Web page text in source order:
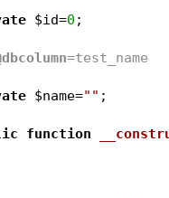
$id=0 ;
=test_name
$name="" ;
function